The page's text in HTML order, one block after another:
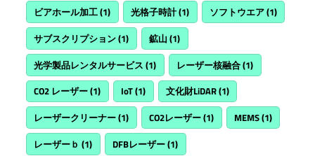
ビアホール加工(1) 光格子時計(1) ソフトウエア(1)
サブスクリプション(1) 鉱山 (1)
光学製品レンタルサービス (1) レーザー核融合(1)
CO2 レーザー(1) IoT(1) 文化財LiDAR(1)
レーザークリーナー(1) CO2レーザー(1) MEMS(1)
レーザーｂ (1) DFBレーザー(1)